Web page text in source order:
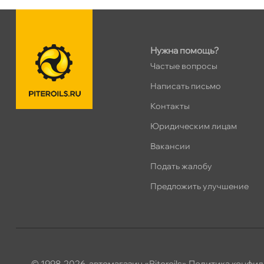
н. Обводного канала 115
пр.Науки 10к1 (2 этаж)
Сегодня, бесплатно
Нужна помощь?
Частые вопросы
Написать письмо
Контакты
Юридическим лицам
акансии
Подать жалобу
Предложить улучшение